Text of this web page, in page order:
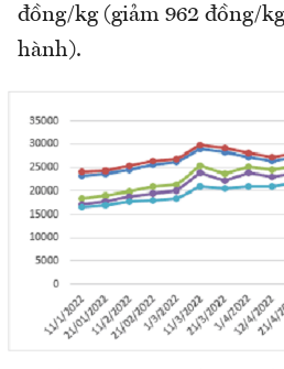
đồng/kg (giảm 962 đồng/
hành).